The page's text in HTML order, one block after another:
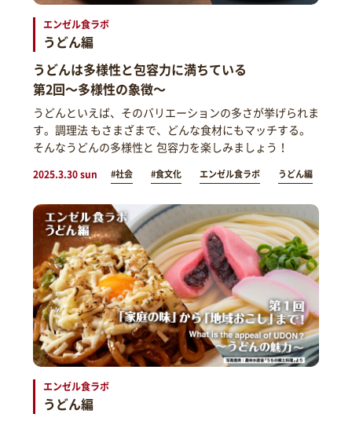
エンゼル食ラボ
うどん編
うどんは多様性と包容力に満ちている
第2回～多様性の象徴～
うどんといえば、そのバリエーションの多さが挙げられま
す。調理法 もさまざまで、どんな食材にもマッチする。
そんなうどんの多様性と 包容力を楽しみましょう！
2025.3.30 sun #社会 #食文化 エンゼル食ラボ うどん編
エンゼル食ラボ
うどん編